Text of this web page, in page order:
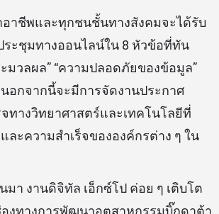
าชีพและทุกชนชั้นทางสังคมจะได้รับ
ระชุมทางออนไลน์ใน 8 หัวข้อที่ทัน
มวลผล” “ความปลอดภัยของข้อมูล”
นอกจากนี้จะมีการจัดงานประกาศ
จทางวิทยาศาสตร์และเทคโนโลยีที่
ละความสำเร็จขององค์กรต่าง ๆ ใน
มา งานดิจิทัล เอ็กซ์โป ค่อย ๆ เติบโต
งทางการพัฒนาอุตสาหกรรมบิ๊กดาต้า